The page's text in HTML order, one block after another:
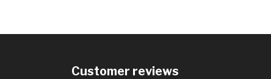
Customer reviews